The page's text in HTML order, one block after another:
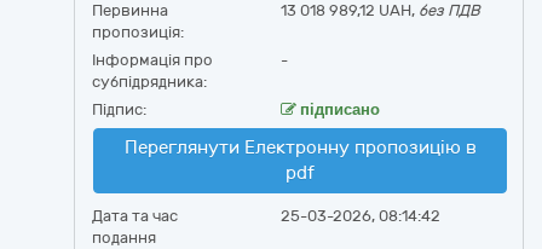
Первинна
пропозиція:
13 018 989,12 UAH, без ПДВ
Інформація про
субпідрядника:
-
Підпис: підписано
Переглянути Електронну пропозицію в
pdf
Дата та час
подання
25-03-2026, 08:14:42